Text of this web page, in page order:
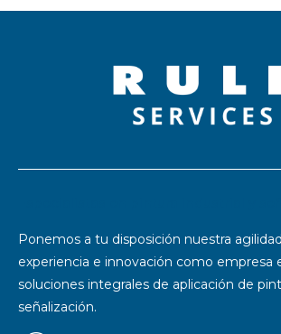
Ponemos a tu disposición nuestra
experiencia e innovación como empresa
soluciones integrales de aplicación de
señalización.